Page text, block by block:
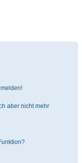
aber nicht mehr